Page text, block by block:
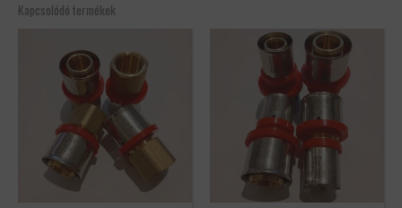
Méretek
Kapcsolódó termékek